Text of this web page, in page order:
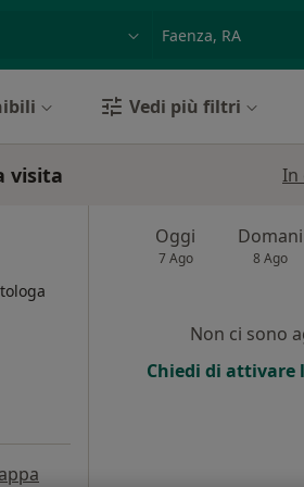
Vedi più filtri
visita In
Oggi
7 Ago
Domani
8 Ago
Non ci sono
Chiedi di attivare